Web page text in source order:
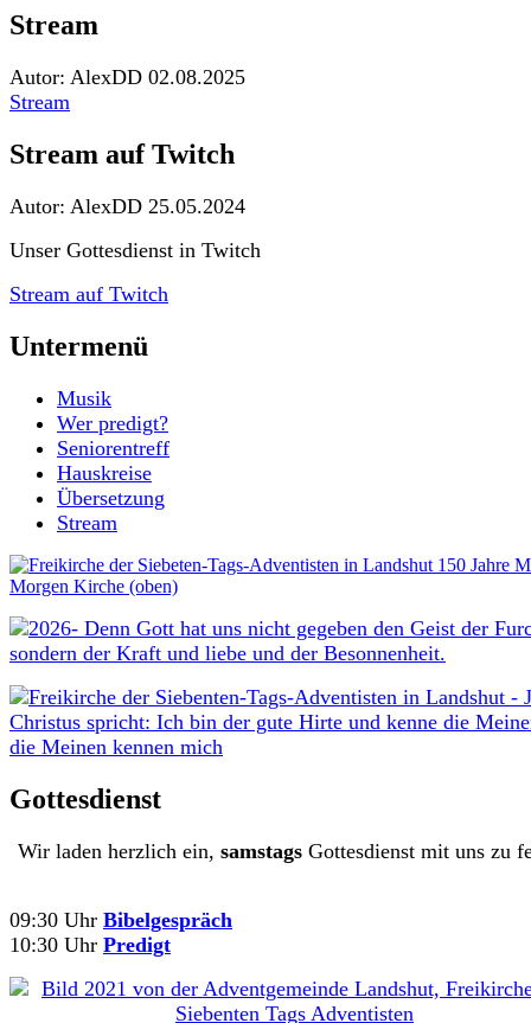
Stream
Autor: AlexDD 02.08.2025
Stream
Stream auf Twitch
Autor: AlexDD 25.05.2024
Unser Gottesdienst in Twitch
Stream auf Twitch
Untermenü
Musik
Wer predigt?
Seniorentreff
Hauskreise
Übersetzung
Stream
Gottesdienst
Wir laden herzlich ein, samstagsGottesdienst mit uns zu
09:30 Uhr Bibelgespräch
10:30 Uhr Predigt